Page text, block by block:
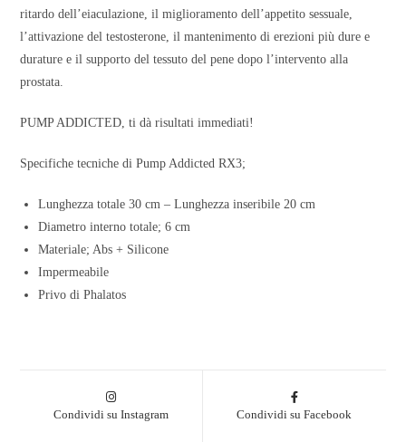
ritardo dell’eiaculazione, il miglioramento dell’appetito sessuale,
l’attivazione del testosterone, il mantenimento di erezioni più dure e
durature e il supporto del tessuto del pene dopo l’intervento alla
prostata.
PUMP ADDICTED, ti dà risultati immediati!
Specifiche tecniche di Pump Addicted RX3;
Lunghezza totale 30 cm – Lunghezza inseribile 20 cm
Diametro interno totale; 6 cm
Materiale; Abs + Silicone
Impermeabile
Privo di Phalatos
Condividi su Instagram Condividi su Facebook